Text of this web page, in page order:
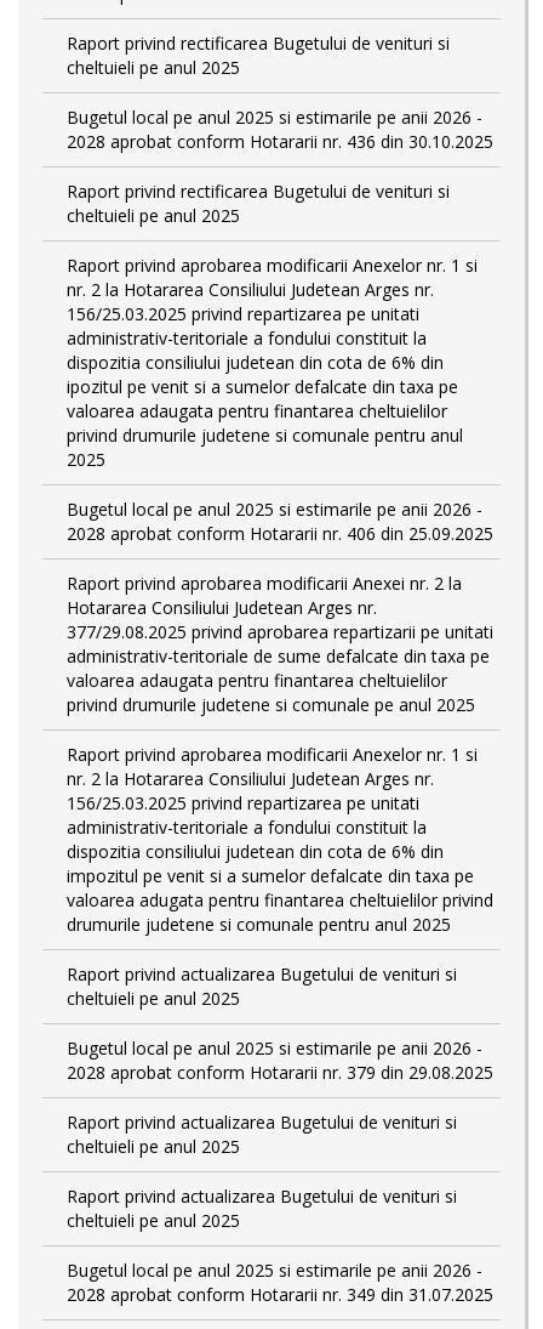
Raport privind rectificarea Bugetului de venituri si
cheltuieli pe anul 2025
Bugetul local pe anul 2025 si estimarile pe anii 2026 -
2028 aprobat conform Hotararii nr. 436 din 30.10.2025
Raport privind rectificarea Bugetului de venituri si
cheltuieli pe anul 2025
Raport privind aprobarea modificarii Anexelor nr. 1 si
nr. 2 la Hotararea Consiliului Judetean Arges nr.
156/25.03.2025 privind repartizarea pe unitati
administrativ-teritoriale a fondului constituit la
dispozitia consiliului judetean din cota de 6% din
ipozitul pe venit si a sumelor defalcate din taxa pe
valoarea adaugata pentru finantarea cheltuielilor
privind drumurile judetene si comunale pentru anul
2025
Bugetul local pe anul 2025 si estimarile pe anii 2026 -
2028 aprobat conform Hotararii nr. 406 din 25.09.2025
Raport privind aprobarea modificarii Anexei nr. 2 la
Hotararea Consiliului Judetean Arges nr.
377/29.08.2025 privind aprobarea repartizarii pe unitati
administrativ-teritoriale de sume defalcate din taxa pe
valoarea adaugata pentru finantarea cheltuielilor
privind drumurile judetene si comunale pe anul 2025
Raport privind aprobarea modificarii Anexelor nr. 1 si
nr. 2 la Hotararea Consiliului Judetean Arges nr.
156/25.03.2025 privind repartizarea pe unitati
administrativ-teritoriale a fondului constituit la
dispozitia consiliului judetean din cota de 6% din
impozitul pe venit si a sumelor defalcate din taxa pe
valoarea adugata pentru finantarea cheltuielilor privind
drumurile judetene si comunale pentru anul 2025
Raport privind actualizarea Bugetului de venituri si
cheltuieli pe anul 2025
Bugetul local pe anul 2025 si estimarile pe anii 2026 -
2028 aprobat conform Hotararii nr. 379 din 29.08.2025
Raport privind actualizarea Bugetului de venituri si
cheltuieli pe anul 2025
Raport privind actualizarea Bugetului de venituri si
cheltuieli pe anul 2025
Bugetul local pe anul 2025 si estimarile pe anii 2026 -
2028 aprobat conform Hotararii nr. 349 din 31.07.2025